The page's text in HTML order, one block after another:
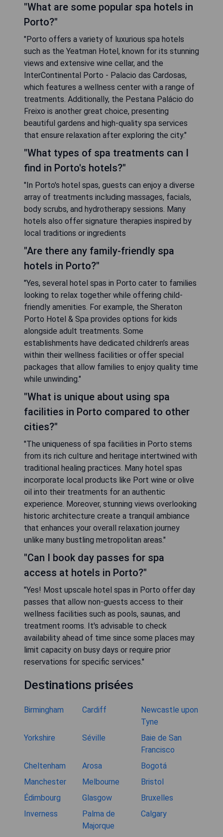
"What are some popular spa hotels in
Porto?"
"Porto offers a variety of luxurious spa hotels
such as the Yeatman Hotel, known for its stunning
views and extensive wine cellar, and the
InterContinental Porto - Palacio das Cardosas,
which features a wellness center with a range of
treatments. Additionally, the Pestana Palácio do
Freixo is another great choice, presenting
beautiful gardens and high-quality spa services
that ensure relaxation after exploring the city."
"What types of spa treatments can I
find in Porto's hotels?"
"In Porto's hotel spas, guests can enjoy a diverse
array of treatments including massages, facials,
body scrubs, and hydrotherapy sessions. Many
hotels also offer signature therapies inspired by
local traditions or ingredients
"Are there any family-friendly spa
hotels in Porto?"
"Yes, several hotel spas in Porto cater to families
looking to relax together while offering child-
friendly amenities. For example, the Sheraton
Porto Hotel & Spa provides options for kids
alongside adult treatments. Some
establishments have dedicated children’s areas
within their wellness facilities or offer special
packages that allow families to enjoy quality time
while unwinding."
"What is unique about using spa
facilities in Porto compared to other
cities?"
"The uniqueness of spa facilities in Porto stems
from its rich culture and heritage intertwined with
traditional healing practices. Many hotel spas
incorporate local products like Port wine or olive
oil into their treatments for an authentic
experience. Moreover, stunning views overlooking
historic architecture create a tranquil ambiance
that enhances your overall relaxation journey
unlike many bustling metropolitan areas."
"Can I book day passes for spa
access at hotels in Porto?"
"Yes! Most upscale hotel spas in Porto offer day
passes that allow non-guests access to their
wellness facilities such as pools, saunas, and
treatment rooms. It's advisable to check
availability ahead of time since some places may
limit capacity on busy days or require prior
reservations for specific services."
Destinations prisées
Birmingham Cardiff
Newcastle upon
Tyne
Yorkshire
Séville
Baie de San
Francisco
Cheltenham
Arosa
Bogotá
Manchester
Melbourne
Bristol
Édimbourg
Glasgow
Bruxelles
Inverness
Palma de
Majorque
Calgary